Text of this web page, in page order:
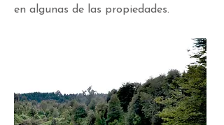
en algunas de las propiedades.